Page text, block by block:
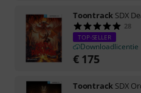
Toontrack SDX
28
TOP-SELLER
Downloadlicentie
€ 175
Toontrack SDX